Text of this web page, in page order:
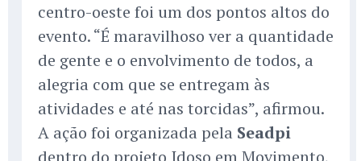
centro-oeste foi um dos pontos altos do
evento. “É maravilhoso ver a quantidade
de gente e o envolvimento de todos, a
alegria com que se entregam às
atividades e até nas torcidas”, afirmou.
A ação foi organizada pela Seadpi
dentro do projeto Idoso em Movimento,